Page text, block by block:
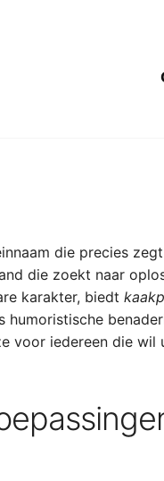
die precies
die zoekt naar
karakter, biedt
humoristische
voor iedereen die